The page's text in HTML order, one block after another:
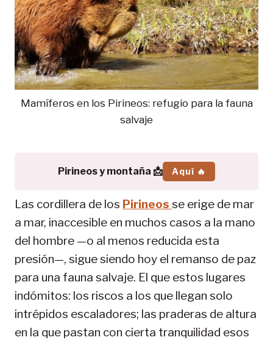
Mamíferos en los Pirineos: refugio para la fauna
salvaje
Pirineos y montaña 📩 Aquí 🔥
Las cordillera de los Pirineos se erige de mar
a mar, inaccesible en muchos casos a la mano
del hombre —o al menos reducida esta
presión—, sigue siendo hoy el remanso de paz
para una fauna salvaje. El que estos lugares
indómitos: los riscos a los que llegan solo
intrépidos escaladores; las praderas de altura
en la que pastan con cierta tranquilidad esos